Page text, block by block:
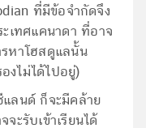
ที่มีข้อจำกัดจึง
เทศแคนาดา ที่อาจ
รหาโฮสดูแลนั้น
งไม่ได้ไปอยู่)
แลนด์ ก็จะมีคล้าย
ะรับเข้าเรียนได้